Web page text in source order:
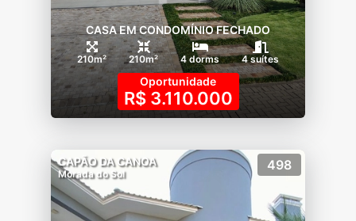
CASA EM CONDOMÍNIO FECHADO
210m² 210m² 4 dorms 4 suítes
Oportunidade
R$ 3.110.000
CAPÃO DA CANOA
Morada do Sol
498